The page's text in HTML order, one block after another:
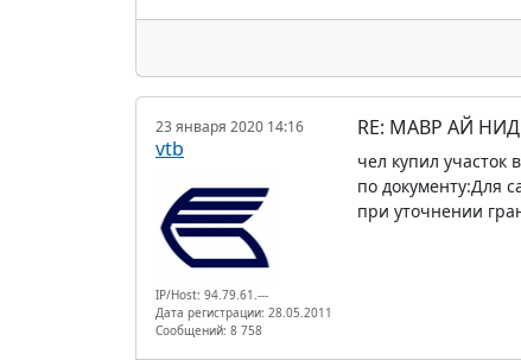
23 января 2020 14:16
vtb
IP/Host: 94.79.61.---
Дата регистрации: 28.05.2011
Сообщений: 8 758
RE: МАВР АЙ
чел купил
по документу:Для
при уточнении